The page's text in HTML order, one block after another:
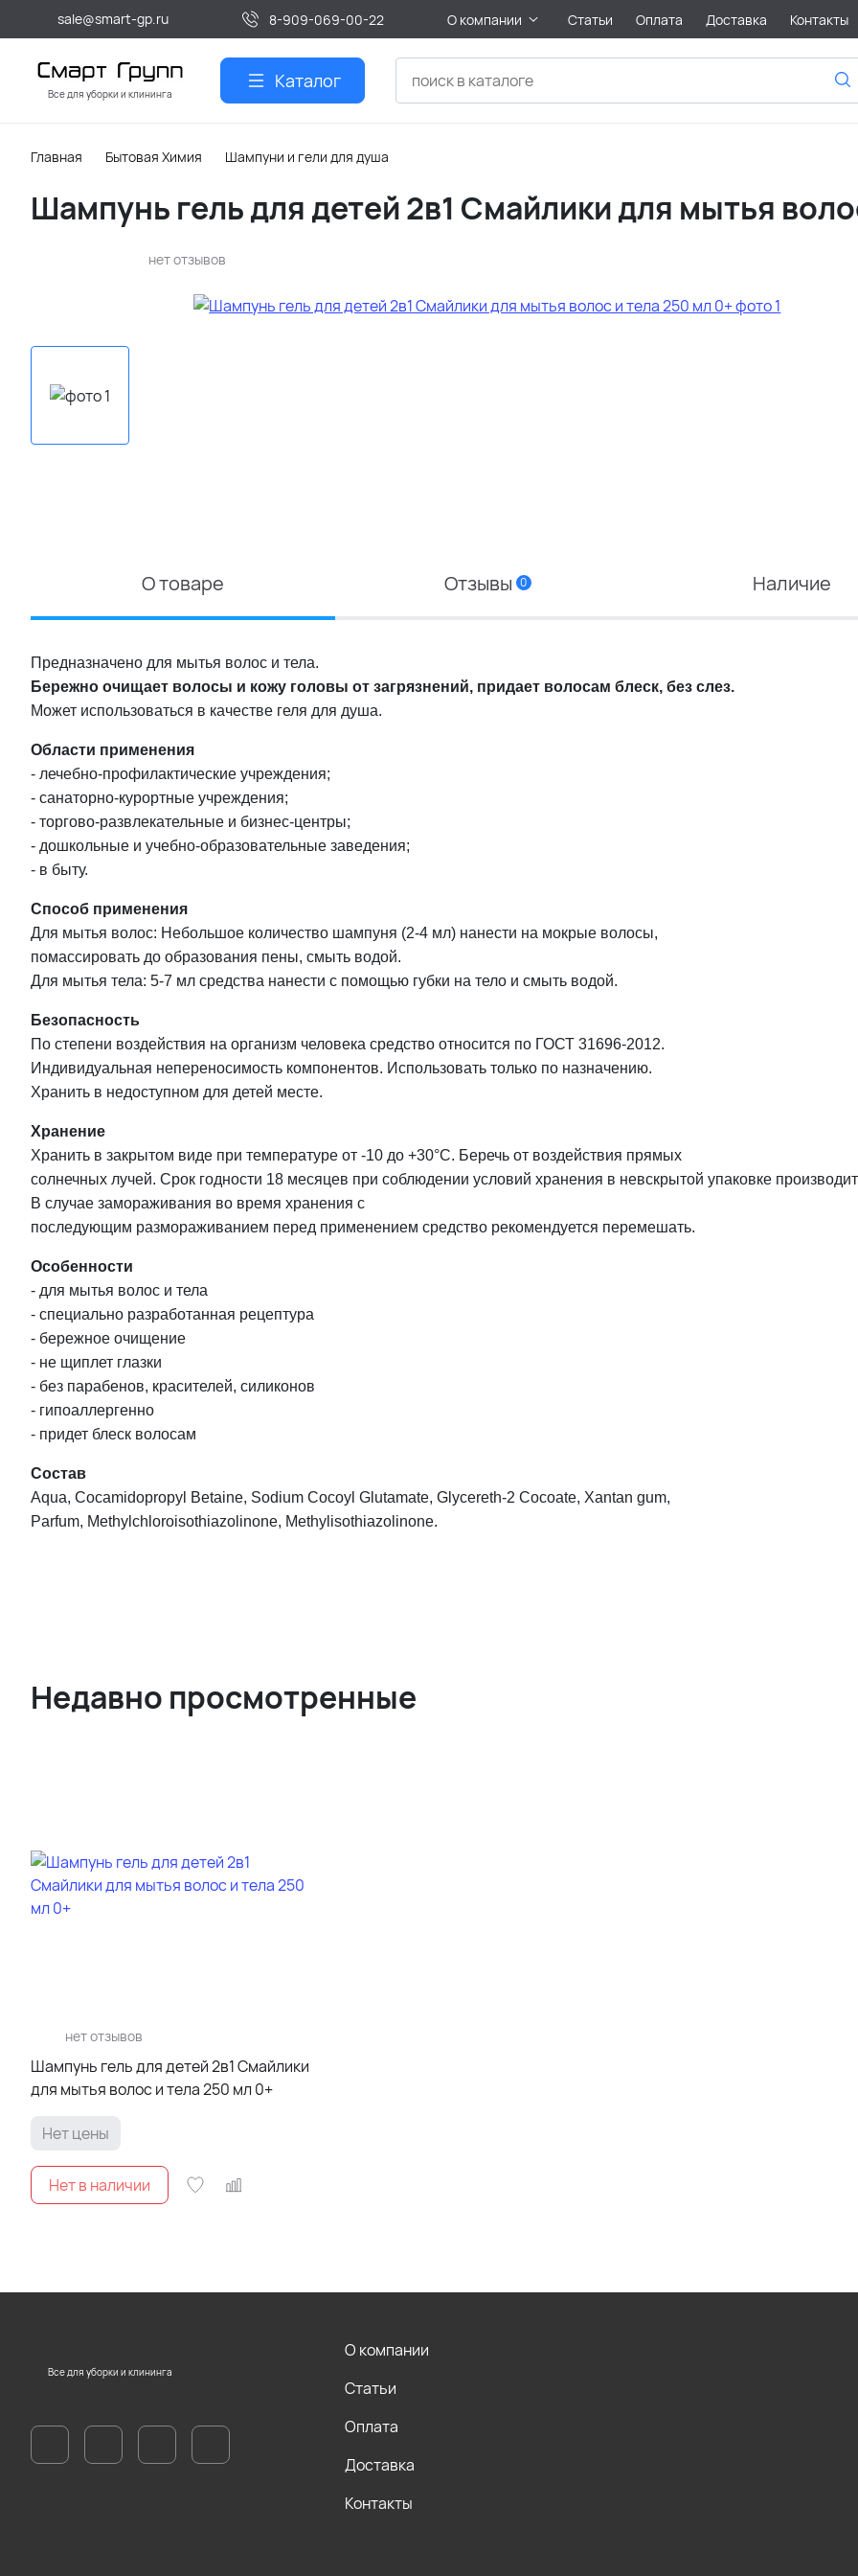
sale@smart-gp.ru 8-909-069-00-22 О компании Статьи Оплата Доставка Контакты
Все для уборки и клининга
Каталог
Главная Бытовая Химия Шампуни и гели для душа
Шампунь гель для детей 2в1 Смайлики для мытья
нет отзывов
О товаре Отзывы 0 Наличие
Предназначено для мытья волос и тела.
Бережно очищает волосы и кожу головы от загрязнений, придает волосам блеск, без слез.
Может использоваться в качестве геля для душа.
Области применения
- лечебно-профилактические учреждения;
- санаторно-курортные учреждения;
- торгово-развлекательные и бизнес-центры;
- дошкольные и учебно-образовательные заведения;
- в быту.
Способ применения
Для мытья волос: Небольшое количество шампуня (2-4 мл) нанести на мокрые волосы,
помассировать до образования пены, смыть водой.
Для мытья тела: 5-7 мл средства нанести с помощью губки на тело и смыть водой.
Безопасность
По степени воздействия на организм человека средство относится по ГОСТ 31696-2012.
Индивидуальная непереносимость компонентов. Использовать только по назначению.
Хранить в недоступном для детей месте.
Хранение
Хранить в закрытом виде при температуре от -10 до +30°C. Беречь от воздействия прямых
солнечных лучей. Срок годности 18 месяцев при соблюдении условий хранения в невскрытой упаковке
В случае замораживания во время хранения с
последующим размораживанием перед применением средство рекомендуется перемешать.
Особенности
- для мытья волос и тела
- специально разработанная рецептура
- бережное очищение
- не щиплет глазки
- без парабенов, красителей, силиконов
- гипоаллергенно
- придет блеск волосам
Состав
Aqua, Cocamidopropyl Betaine, Sodium Cocoyl Glutamate, Glycereth-2 Cocoate, Xantan gum,
Parfum, Methylchloroisothiazolinone, Methylisothiazolinone.
Недавно просмотренные
нет отзывов
Шампунь гель для детей 2в1 Смайлики
для мытья волос и тела 250 мл 0+
Нет цены
Все для уборки и клининга
О компании
Статьи
Оплата
Доставка
Контакты